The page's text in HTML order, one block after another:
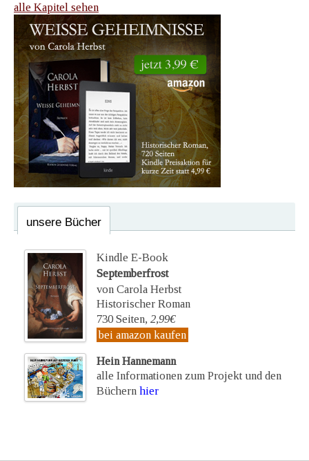
alle Kapitel sehen
unsere Bücher
Kindle E-Book
Septemberfrost
von Carola Herbst
Historischer Roman
730 Seiten, 2,99€
bei amazon kaufen
Hein Hannemann
alle Informationen zum Projekt und den
Büchern hier